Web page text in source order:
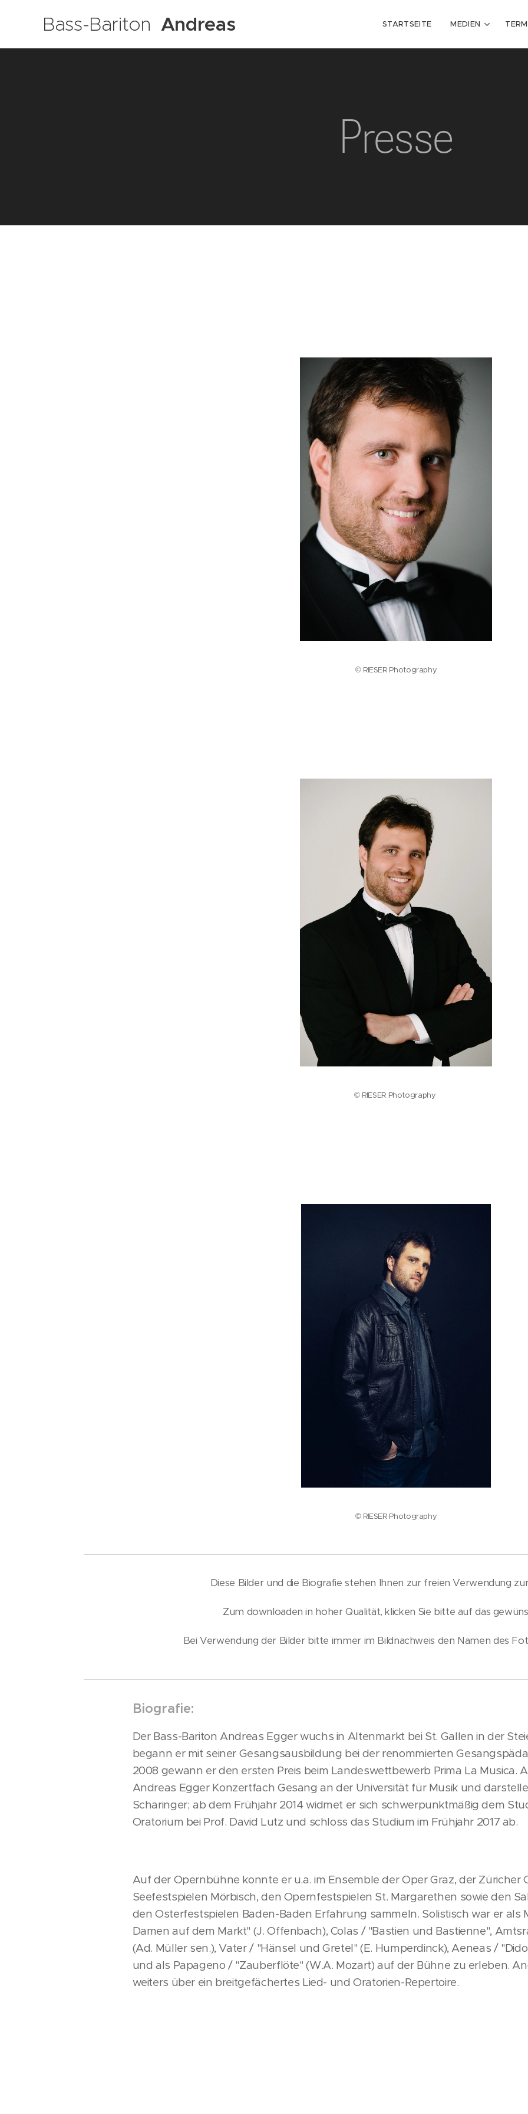
Bass-Bariton Andreas
Egger
STARTSEITE MEDIEN
Presse
© RIESER Photography
© RIESER Photography
© RIESER Photography
Diese Bilder und die Biografie stehen Ihnen zur freien Verwendung
Zum downloaden in hoher Qualität, klicken Sie bitte auf das
Bei Verwendung der Bilder bitte immer im Bildnachweis den Namen des
Biografie:
Der Bass-Bariton Andreas Egger wuchs in Altenmarkt bei St. Gallen in der
begann er mit seiner Gesangsausbildung bei der renommierten
2008 gewann er den ersten Preis beim Landeswettbewerb Prima La Musica.
Andreas Egger Konzertfach Gesang an der Universität für Musik und
Scharinger; ab dem Frühjahr 2014 widmet er sich schwerpunktmäßig dem
Oratorium bei Prof. David Lutz und schloss das Studium im Frühjahr 2017 ab.
Auf der Opernbühne konnte er u.a. im Ensemble der Oper Graz, der Züricher
Seefestspielen Mörbisch, den Opernfestspielen St. Margarethen sowie den
den Osterfestspielen Baden-Baden Erfahrung sammeln. Solistisch war er als
Damen auf dem Markt" (J. Offenbach), Colas / "Bastien und Bastienne",
(Ad. Müller sen.), Vater / "Hänsel und Gretel" (E. Humperdinck), Aeneas /
und als Papageno / "Zauberflöte" (W.A. Mozart) auf der Bühne zu erleben.
weiters über ein breitgefächertes Lied- und Oratorien-Repertoire.